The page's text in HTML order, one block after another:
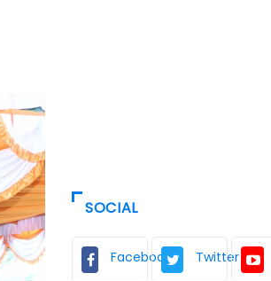
SOCIAL
Facebook Twitter